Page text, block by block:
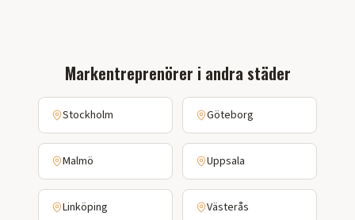
Markentreprenörer i andra städer
Stockholm Göteborg
Malmö Uppsala
Linköping Västerås